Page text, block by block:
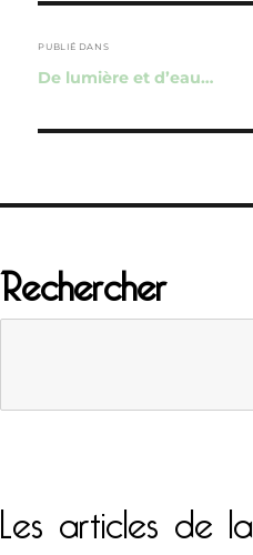
de
l’article
PUBLIÉ DANS
De lumière et d’eau…
Rechercher
Les articles de